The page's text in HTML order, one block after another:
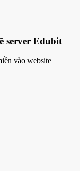
server Edubit
vào website